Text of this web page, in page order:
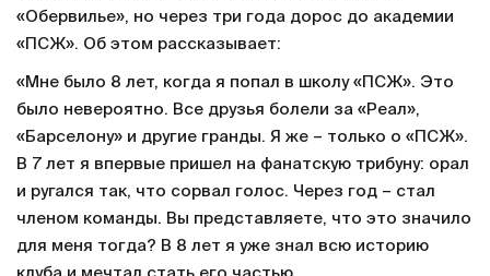
«Обервилье», но через три года дорос до академии
«ПСЖ». Об этом рассказывает:
«Мне было 8 лет, когда я попал в школу «ПСЖ». Это
было невероятно. Все друзья болели за «Реал»,
«Барселону» и другие гранды. Я же – только о «ПСЖ».
В 7 лет я впервые пришел на фанатскую трибуну: орал
и ругался так, что сорвал голос. Через год – стал
членом команды. Вы представляете, что это значило
для меня тогда? В 8 лет я уже знал всю историю